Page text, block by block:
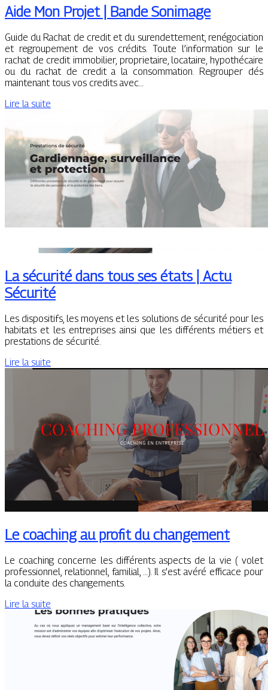
Aide Mon Projet | Bande Sonimage
Guide du Rachat de credit et du surendettement, renégociation
et regroupement de vos crédits. Toute l’information sur le
rachat de credit immobilier, proprietaire, locataire, hypothécaire
ou du rachat de credit a la consommation. Regrouper dés
maintenant tous vos credits avec…
Lire la suite
La sécurité dans tous ses états | Actu
Sécurité
Les dispositifs, les moyens et les solutions de sécurité pour les
habitats et les entreprises ainsi que les différents métiers et
prestations de sécurité.
Lire la suite
Le coaching au profit du changement
Le coaching concerne les différents aspects de la vie ( volet
professionnel, relationnel, familial, …). Il s’est avéré efficace pour
la conduite des changements.
Lire la suite